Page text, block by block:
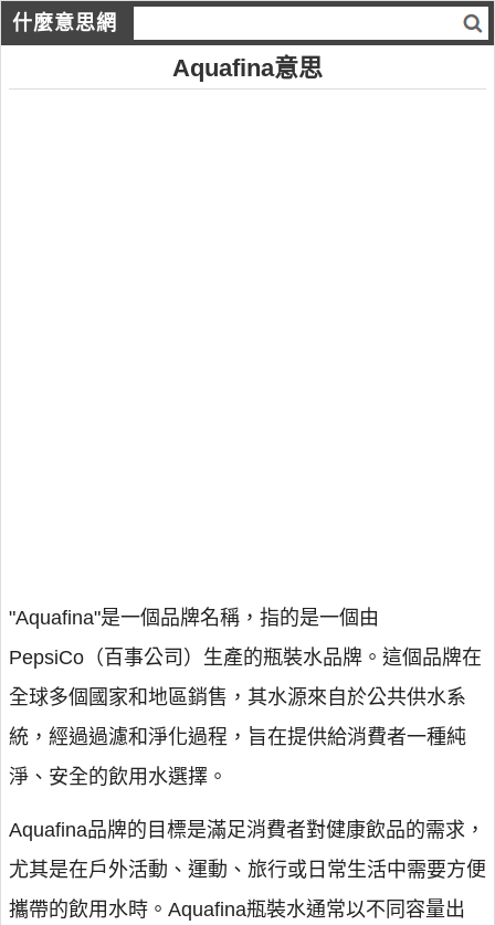
什麼意思網
Aquafina意思
"Aquafina"是一個品牌名稱，指的是一個由
PepsiCo（百事公司）生產的瓶裝水品牌。這個品牌在
全球多個國家和地區銷售，其水源來自於公共供水系
統，經過過濾和淨化過程，旨在提供給消費者一種純
淨、安全的飲用水選擇。
Aquafina品牌的目標是滿足消費者對健康飲品的需求，
尤其是在戶外活動、運動、旅行或日常生活中需要方便
攜帶的飲用水時。Aquafina瓶裝水通常以不同容量出